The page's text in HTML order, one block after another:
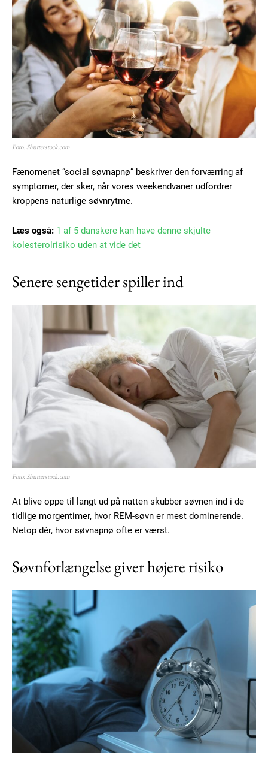
Foto: Shutterstock.com
Fænomenet “social søvnapnø” beskriver den forværring af
symptomer, der sker, når vores weekendvaner udfordrer
kroppens naturlige søvnrytme.
Læs også: 1 af 5 danskere kan have denne skjulte
kolesterolrisiko uden at vide det
Senere sengetider spiller ind
Foto: Shutterstock.com
At blive oppe til langt ud på natten skubber søvnen ind i de
tidlige morgentimer, hvor REM-søvn er mest dominerende.
Netop dér, hvor søvnapnø ofte er værst.
Søvnforlængelse giver højere risiko